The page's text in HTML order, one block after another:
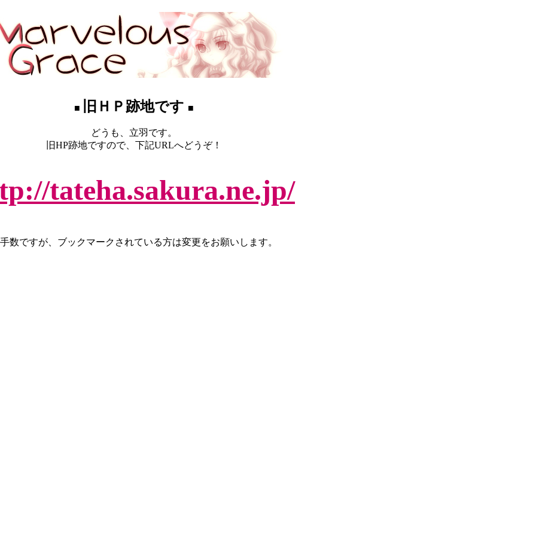
■ 旧ＨＰ跡地です ■
どうも、立羽です。
旧HP跡地ですので、下記URLへどうぞ！
tateha.sakura.ne.jp/
数ですが、ブックマークされている方は変更をお願いします。